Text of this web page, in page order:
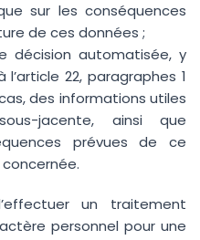
sur les conséquences
de ces données ;
décision automatisée, y
22, paragraphes 1
des informations utiles
jacente, ainsi que
prévues de ce
un traitement
personnel pour une